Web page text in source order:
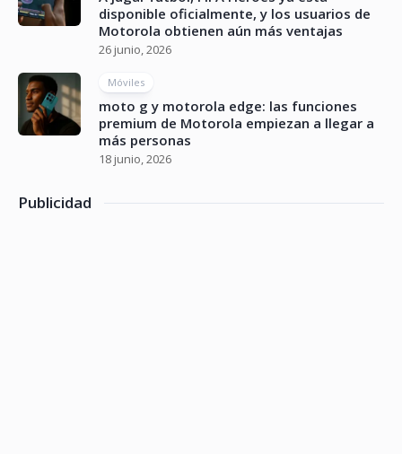
disponible oficialmente, y los usuarios de
Motorola obtienen aún más ventajas
26 junio, 2026
Móviles
moto g y motorola edge: las funciones
premium de Motorola empiezan a llegar a
más personas
18 junio, 2026
Publicidad